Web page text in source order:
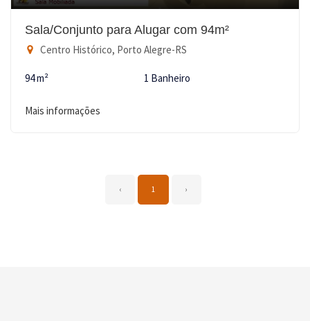
Sala/Conjunto para Alugar com 94m²
Centro Histórico, Porto Alegre-RS
94 m² 1 Banheiro
Mais informações
‹ 1 ›